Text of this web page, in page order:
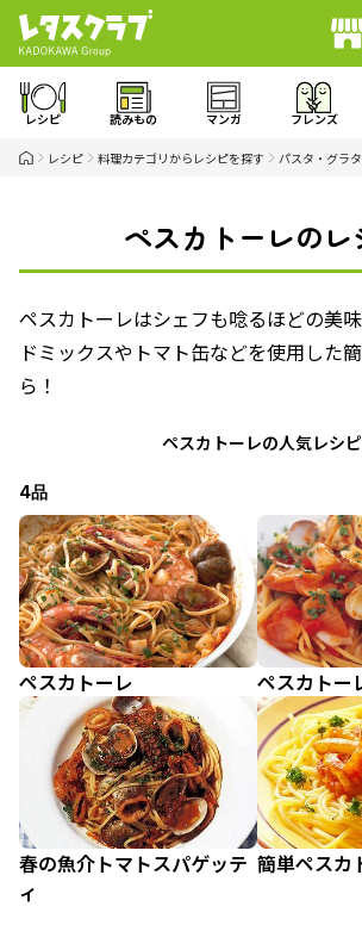
レシピ 読みもの マンガ フレンズ
レシピ 料理カテゴリからレシピを探す パスタ・グラ
ペスカトーレのレ
ペスカトーレはシェフも唸るほどの美
ドミックスやトマト缶などを使用した
ら！
ペスカトーレの人気レシ
4品
ペスカトーレ ペスカトー
春の魚介トマトスパゲッテ
ィ
簡単ペスカ